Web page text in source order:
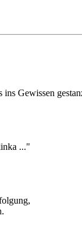
ins Gewissen
..."